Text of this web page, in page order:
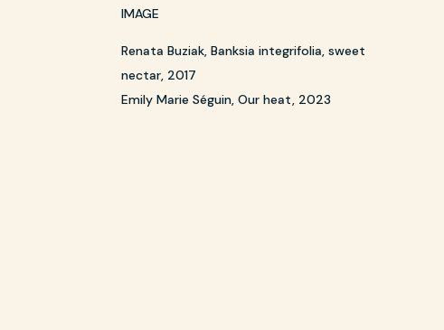
IMAGE
Renata Buziak, Banksia integrifolia, sweet
nectar, 2017
Emily Marie Séguin, Our heat, 2023